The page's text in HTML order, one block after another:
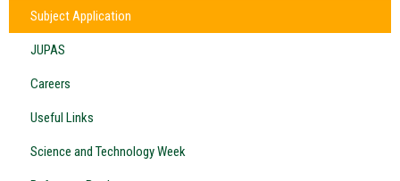
Subject Application
JUPAS
Careers
Useful Links
Science and Technology Week